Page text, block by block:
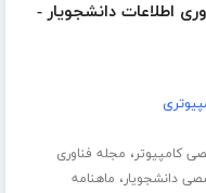
اطلاعات دانشجویار -
کامپیوتر، مجله فناوری
دانشجویار، ماهنامه